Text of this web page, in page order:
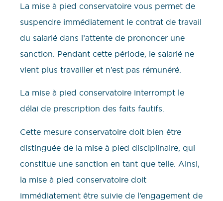
La mise à pied conservatoire vous permet de
suspendre immédiatement le contrat de travail
du salarié dans l’attente de prononcer une
sanction. Pendant cette période, le salarié ne
vient plus travailler et n’est pas rémunéré.
La mise à pied conservatoire interrompt le
délai de prescription des faits fautifs.
Cette mesure conservatoire doit bien être
distinguée de la mise à pied disciplinaire, qui
constitue une sanction en tant que telle. Ainsi,
la mise à pied conservatoire doit
immédiatement être suivie de l’engagement de